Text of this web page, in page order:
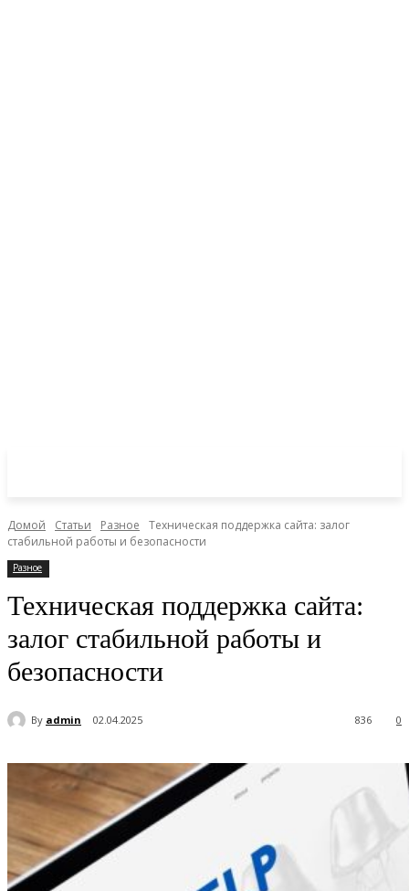
Домой Статьи Разное
Техническая поддержка сайта: залог
стабильной работы и безопасности
Разное
Техническая поддержка сайта:
залог стабильной работы и
безопасности
By admin 02.04.2025 0
836